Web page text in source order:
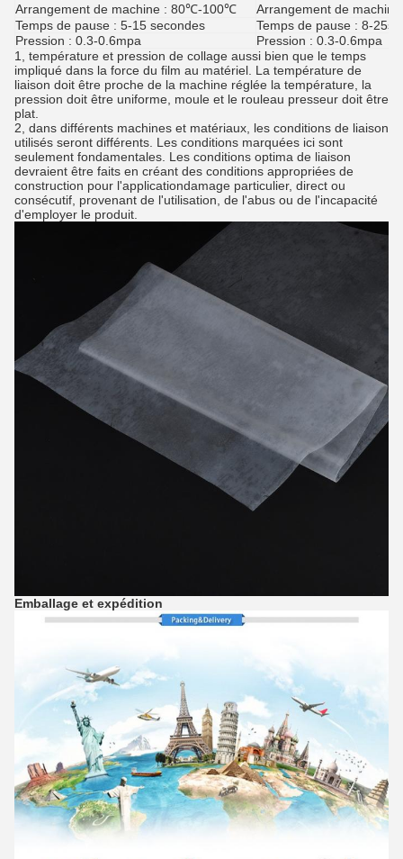
Arrangement de machine : 80℃-100℃
Arrangement de
Temps de pause : 5-15 secondes
Temps de pause : 8-
Pression : 0.3-0.6mpa
Pression : 0.3-0.6mpa
1, température et pression de collage aussi bien que le temps
impliqué dans la force du film au matériel. La température de
liaison doit être proche de la machine réglée la température, la
pression doit être uniforme, moule et le rouleau presseur doit être
plat.
2, dans différents machines et matériaux, les conditions de liaison
utilisés seront différents. Les conditions marquées ici sont
seulement fondamentales. Les conditions optima de liaison
devraient être faits en créant des conditions appropriées de
construction pour l'applicationdamage particulier, direct ou
consécutif, provenant de l'utilisation, de l'abus ou de l'incapacité
d'employer le produit.
Emballage et expédition